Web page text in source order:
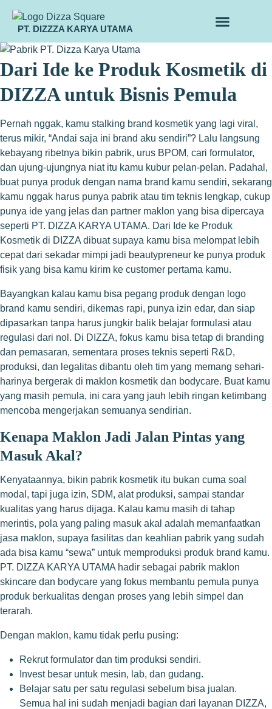
PT. DIZZZA KARYA UTAMA
Dari Ide ke Produk Kosmetik di
DIZZA untuk Bisnis Pemula
Pernah nggak, kamu stalking brand kosmetik yang lagi viral,
terus mikir, “Andai saja ini brand aku sendiri”? Lalu langsung
kebayang ribetnya bikin pabrik, urus BPOM, cari formulator,
dan ujung-ujungnya niat itu kamu kubur pelan-pelan. Padahal,
buat punya produk dengan nama brand kamu sendiri, sekarang
kamu nggak harus punya pabrik atau tim teknis lengkap, cukup
punya ide yang jelas dan partner maklon yang bisa dipercaya
seperti PT. DIZZA KARYA UTAMA. Dari Ide ke Produk
Kosmetik di DIZZA dibuat supaya kamu bisa melompat lebih
cepat dari sekadar mimpi jadi beautypreneur ke punya produk
fisik yang bisa kamu kirim ke customer pertama kamu.
Bayangkan kalau kamu bisa pegang produk dengan logo
brand kamu sendiri, dikemas rapi, punya izin edar, dan siap
dipasarkan tanpa harus jungkir balik belajar formulasi atau
regulasi dari nol. Di DIZZA, fokus kamu bisa tetap di branding
dan pemasaran, sementara proses teknis seperti R&D,
produksi, dan legalitas dibantu oleh tim yang memang sehari-
harinya bergerak di maklon kosmetik dan bodycare. Buat kamu
yang masih pemula, ini cara yang jauh lebih ringan ketimbang
mencoba mengerjakan semuanya sendirian.
Kenapa Maklon Jadi Jalan Pintas yang
Masuk Akal?
Kenyataannya, bikin pabrik kosmetik itu bukan cuma soal
modal, tapi juga izin, SDM, alat produksi, sampai standar
kualitas yang harus dijaga. Kalau kamu masih di tahap
merintis, pola yang paling masuk akal adalah memanfaatkan
jasa maklon, supaya fasilitas dan keahlian pabrik yang sudah
ada bisa kamu “sewa” untuk memproduksi produk brand kamu.
PT. DIZZA KARYA UTAMA hadir sebagai pabrik maklon
skincare dan bodycare yang fokus membantu pemula punya
produk berkualitas dengan proses yang lebih simpel dan
terarah.
Dengan maklon, kamu tidak perlu pusing:
Rekrut formulator dan tim produksi sendiri.
Invest besar untuk mesin, lab, dan gudang.
Belajar satu per satu regulasi sebelum bisa jualan.
Semua hal ini sudah menjadi bagian dari layanan DIZZA,